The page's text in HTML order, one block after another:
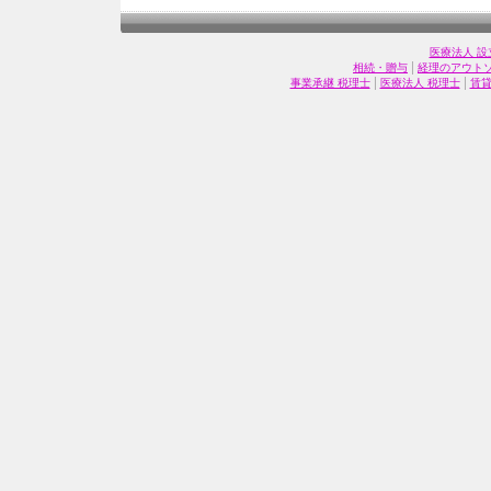
医療法人 設
相続・贈与 | 経理のアウト
事業承継 税理士| 医療法人 税理士| 賃